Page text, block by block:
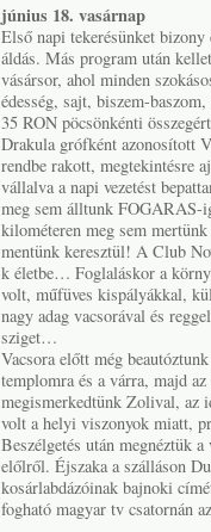
június 18. vasárnap
Első napi tekerésünket bizony
áldás. Más program után
vásársor, ahol minden
édesség, sajt, biszem-
35 RON pöcsönkénti
Drakula grófként azonosított
rendbe rakott, megtekintésre
vállalva a napi vezetést
meg sem álltunk FOGARAS-
kilométeren meg sem
mentünk keresztül! A Club
k életbe… Foglaláskor a
volt, műfüves kispályákkal,
nagy adag vacsorával és
sziget…
Vacsora előtt még
templomra és a várra, majd
megismerkedtünk Zolival, az
volt a helyi viszonyok miatt,
Beszélgetés után megnéztük
előlről. Éjszaka a szálláson
kosárlabdázóinak bajnoki
fogható magyar tv csatornán